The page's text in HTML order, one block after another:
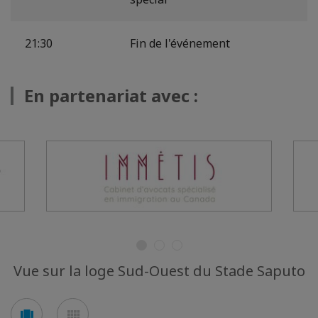
21:30 Fin de l'événement
En partenariat avec :
Vue sur la loge Sud-Ouest du Stade Saputo
Voir